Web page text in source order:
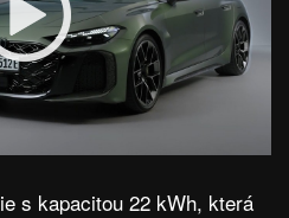
s kapacitou 22 kWh, která